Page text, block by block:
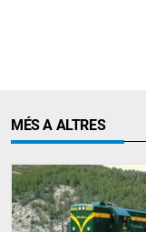
MÉS A ALTRES